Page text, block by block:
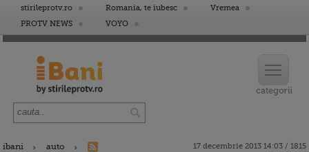
stirileprotv.ro Romania, te iubesc
Vremea
PROTV NEWS
VOYO
ibani auto
17 decembrie 2013 14:03 / 1815